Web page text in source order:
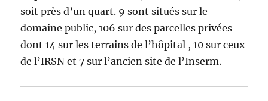
soit près d’un quart. 9 sont situés sur le
domaine public, 106 sur des parcelles privées
dont 14 sur les terrains de l’hôpital , 10 sur ceux
de l’IRSN et 7 sur l’ancien site de l’Inserm.